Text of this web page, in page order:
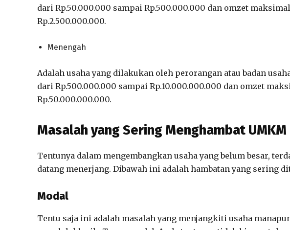
dari Rp.50.000.000 sampai Rp.500.000.000 dan omzet
Rp.2.500.000.000.
Menengah
Adalah usaha yang dilakukan oleh perorangan atau badan
dari Rp.500.000.000 sampai Rp.10.000.000.000 dan omzet
Rp.50.000.000.000.
Masalah yang Sering Menghambat UMKM
Tentunya dalam mengembangkan usaha yang belum besar,
datang menerjang. Dibawah ini adalah hambatan yang sering
Modal
Tentu saja ini adalah masalah yang menjangkiti usaha